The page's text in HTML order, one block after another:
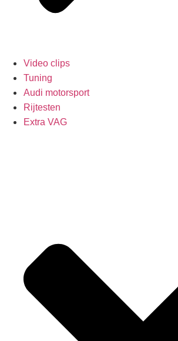
Video clips
Tuning
Audi motorsport
Rijtesten
Extra VAG